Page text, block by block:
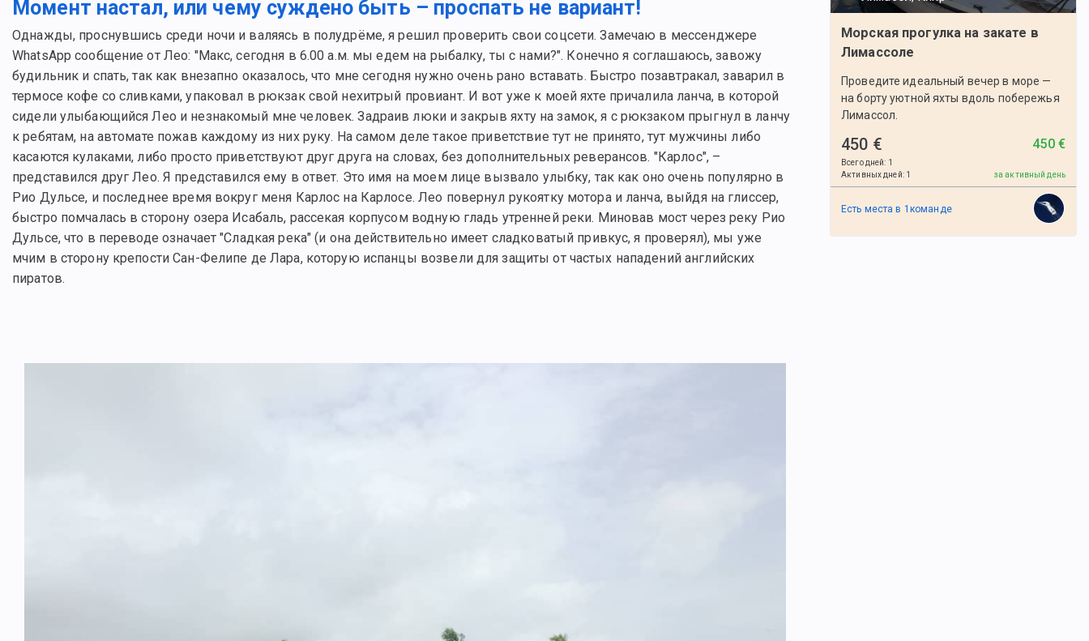
Момент настал, или чему суждено быть – проспать не вариант!
Однажды, проснувшись среди ночи и валяясь в полудрёме, я решил проверить свои соцсети. Замечаю в мессенджере
WhatsApp сообщение от Лео: "Макс, сегодня в 6.00 а.м. мы едем на рыбалку, ты с нами?". Конечно я соглашаюсь, завожу
будильник и спать, так как внезапно оказалось, что мне сегодня нужно очень рано вставать. Быстро позавтракал, заварил в
термосе кофе со сливками, упаковал в рюкзак свой нехитрый провиант. И вот уже к моей яхте причалила ланча, в которой
сидели улыбающийся Лео и незнакомый мне человек. Задраив люки и закрыв яхту на замок, я с рюкзаком прыгнул в ланчу
к ребятам, на автомате пожав каждому из них руку. На самом деле такое приветствие тут не принято, тут мужчины либо
касаются кулаками, либо просто приветствуют друг друга на словах, без дополнительных реверансов. "Карлос", –
представился друг Лео. Я представился ему в ответ. Это имя на моем лице вызвало улыбку, так как оно очень популярно в
Рио Дульсе, и последнее время вокруг меня Карлос на Карлосе. Лео повернул рукоятку мотора и ланча, выйдя на глиссер,
быстро помчалась в сторону озера Исабаль, рассекая корпусом водную гладь утренней реки. Миновав мост через реку Рио
Дульсе, что в переводе означает "Сладкая река" (и она действительно имеет сладковатый привкус, я проверял), мы уже
мчим в сторону крепости Сан-Фелипе де Лара, которую испанцы возвели для защиты от частых нападений английских
пиратов.
Морская прогулка на закате в
Лимассоле
Проведите идеальный вечер в море —
на борту уютной яхты вдоль побережья
Лимассол.
450 €
Всего дней: 1
Активных дней: 1
450 €
за активный день
Есть места в 1 командe